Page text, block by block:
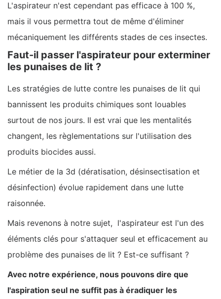
L'aspirateur n'est cependant pas efficace à 100 %,
mais il vous permettra tout de même d'éliminer
mécaniquement les différents stades de ces insectes.
Faut-il passer l'aspirateur pour exterminer
les punaises de lit ?
Les stratégies de lutte contre les punaises de lit qui
bannissent les produits chimiques sont louables
surtout de nos jours. Il est vrai que les mentalités
changent, les règlementations sur l'utilisation des
produits biocides aussi.
Le métier de la 3d (dératisation, désinsectisation et
désinfection) évolue rapidement dans une lutte
raisonnée.
Mais revenons à notre sujet, l'aspirateur est l'un des
éléments clés pour s'attaquer seul et efficacement au
problème des punaises de lit ? Est-ce suffisant ?
Avec notre expérience, nous pouvons dire que
l'aspiration seul ne suffit pas à éradiquer les